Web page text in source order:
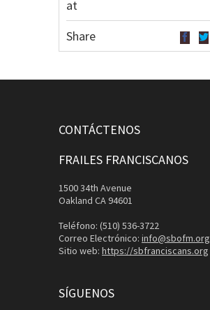
at
Share
CONTÁCTENOS
FRAILES FRANCISCANOS
1500 34th Avenue
Oakland CA 94601
Teléfono: (510) 536-3722
Correo Electrónico: info@sbofm.org
Sitio web: https://sbfranciscans.org
SÍGUENOS